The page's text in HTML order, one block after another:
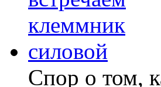
Спор о том,